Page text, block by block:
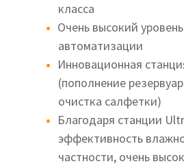
класса
Очень высокий уровень
автоматизации
Инновационная
(пополнение
очистка салфетки)
Благодаря станции
эффективность
частности, очень